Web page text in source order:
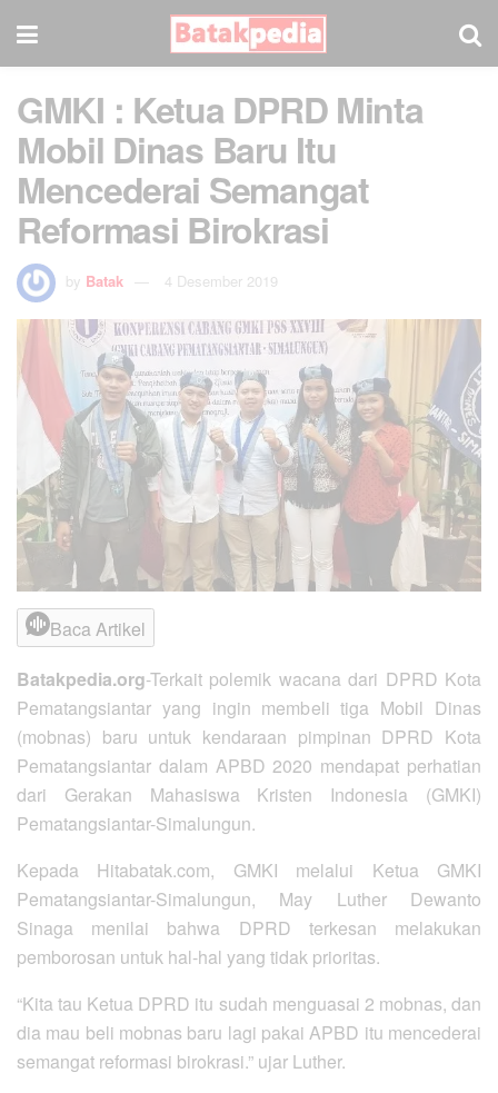
GMKI : Ketua DPRD Minta
Mobil Dinas Baru Itu
Mencederai Semangat
Reformasi Birokrasi
by Batak 4 Desember 2019
Baca Artikel
Batakpedia.org-Terkait polemik wacana dari DPRD Kota
Pematangsiantar yang ingin membeli tiga Mobil Dinas
(mobnas) baru untuk kendaraan pimpinan DPRD Kota
Pematangsiantar dalam APBD 2020 mendapat perhatian
dari Gerakan Mahasiswa Kristen Indonesia (GMKI)
Pematangsiantar-Simalungun.
Kepada Hitabatak.com, GMKI melalui Ketua GMKI
Pematangsiantar-Simalungun, May Luther Dewanto
Sinaga menilai bahwa DPRD terkesan melakukan
pemborosan untuk hal-hal yang tidak prioritas.
“Kita tau Ketua DPRD itu sudah menguasai 2 mobnas, dan
dia mau beli mobnas baru lagi pakai APBD itu mencederai
semangat reformasi birokrasi.” ujar Luther.